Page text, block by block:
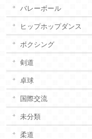
バレーボール
ヒップホップダンス
ボクシング
剣道
卓球
国際交流
未分類
柔道